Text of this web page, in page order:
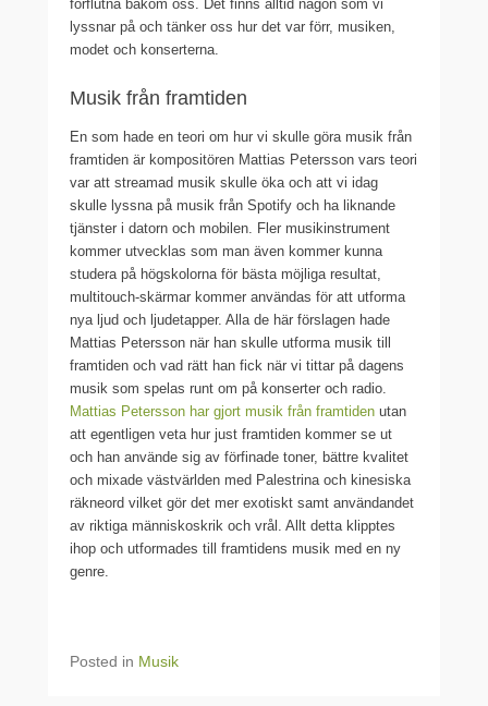
förflutna bakom oss. Det finns alltid någon som vi
lyssnar på och tänker oss hur det var förr, musiken,
modet och konserterna.
Musik från framtiden
En som hade en teori om hur vi skulle göra musik från
framtiden är kompositören Mattias Petersson vars teori
var att streamad musik skulle öka och att vi idag
skulle lyssna på musik från Spotify och ha liknande
tjänster i datorn och mobilen. Fler musikinstrument
kommer utvecklas som man även kommer kunna
studera på högskolorna för bästa möjliga resultat,
multitouch-skärmar kommer användas för att utforma
nya ljud och ljudetapper. Alla de här förslagen hade
Mattias Petersson när han skulle utforma musik till
framtiden och vad rätt han fick när vi tittar på dagens
musik som spelas runt om på konserter och radio.
Mattias Petersson har gjort musik från framtiden utan
att egentligen veta hur just framtiden kommer se ut
och han använde sig av förfinade toner, bättre kvalitet
och mixade västvärlden med Palestrina och kinesiska
räkneord vilket gör det mer exotiskt samt användandet
av riktiga människoskrik och vrål. Allt detta klipptes
ihop och utformades till framtidens musik med en ny
genre.
Posted in Musik